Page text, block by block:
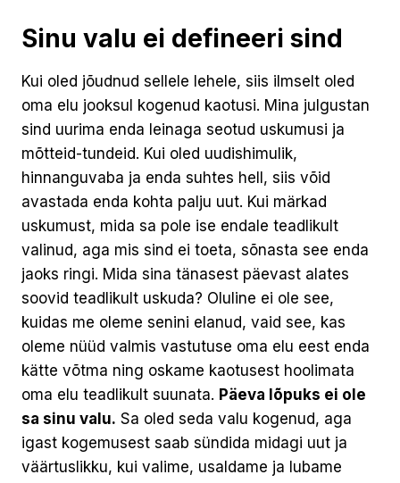
Sinu valu ei defineeri sind
Kui oled jõudnud sellele lehele, siis ilmselt oled
oma elu jooksul kogenud kaotusi. Mina julgustan
sind uurima enda leinaga seotud uskumusi ja
mõtteid-tundeid. Kui oled uudishimulik,
hinnanguvaba ja enda suhtes hell, siis võid
avastada enda kohta palju uut. Kui märkad
uskumust, mida sa pole ise endale teadlikult
valinud, aga mis sind ei toeta, sõnasta see enda
jaoks ringi. Mida sina tänasest päevast alates
soovid teadlikult uskuda? Oluline ei ole see,
kuidas me oleme senini elanud, vaid see, kas
oleme nüüd valmis vastutuse oma elu eest enda
kätte võtma ning oskame kaotusest hoolimata
oma elu teadlikult suunata. Päeva lõpuks ei ole
sa sinu valu. Sa oled seda valu kogenud, aga
igast kogemusest saab sündida midagi uut ja
väärtuslikku, kui valime, usaldame ja lubame